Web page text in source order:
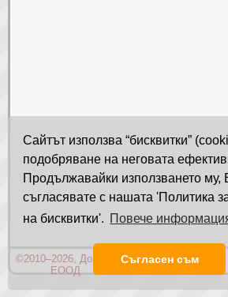
Сайтът използва “бисквитки”
подобряване на неговата
Продължавайки използването му,
съгласявате с нашата 'Политика
на бисквитки'. Повече
Съгласен съм
©2010–2026, Домино
ЕООД
Общи условия